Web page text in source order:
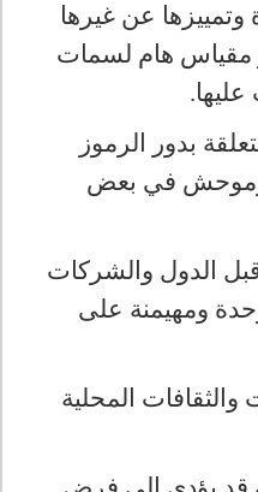
عن غيرها
مقياس هام لسمات
عليها.
بدور الرموز
وموحش في بعض
الدول والشركات
ومهيمنة على
والثقافات المحلية